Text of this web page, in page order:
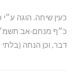
כעין שיחה. הוגה
כ״ף מנחם-אב
דבר, וכן הנחה